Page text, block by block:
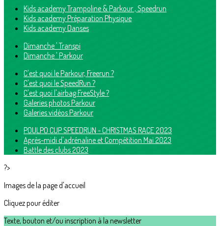
Kids academy Trampoline & Parkour , Speedrun
Kids academy Préparation Physique
Kids academy Danses
Dimanche ' Transpi
Dimanche ' Parkour
C'est quoi le Parkour, Freerun ?
C'est quoi le SpeedRun ?
C'est quoi l'airbag FreeStyle ?
Galeries photos Parkour
Galeries vidéos Parkour
POULPO CUP SPEEDRUN - CHRISTMAS RACE 2023
Après-midi d'adrénaline et Compétition Mai 2023
Battle des clubs 2023
?>
Images de la page d'accueil
Cliquez pour éditer
Texte, bouton et/ou inscription à la newsletter